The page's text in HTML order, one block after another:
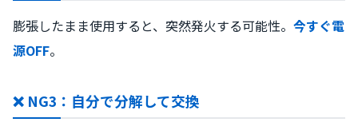
膨張したまま使用すると、突然発火する可能性。 今すぐ電
源OFF。
❌ NG3：自分で分解して交換